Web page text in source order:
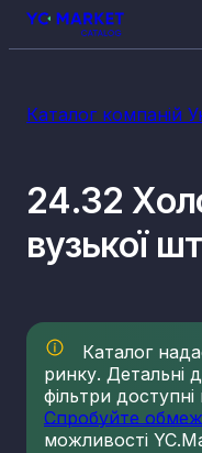
Каталог компаній
24.32
вузької
Каталог
ринку. Детальні
фільтри доступні
Спробуйте
можливості